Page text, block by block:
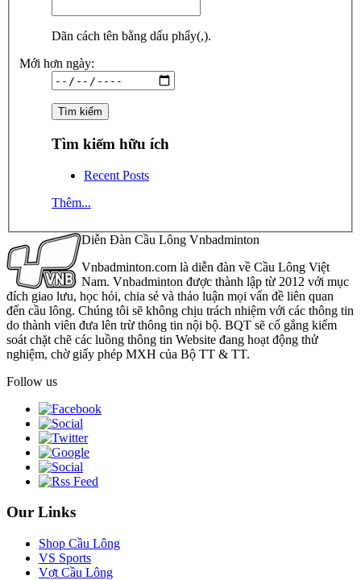
Dãn cách tên bằng dấu phẩy(,).
Mới hơn ngày:
Tìm kiếm hữu ích
Recent Posts
Thêm...
Diễn Đàn Cầu Lông Vnbadminton
Vnbadminton.com là diễn đàn về Cầu Lông Việt
Nam. Vnbadminton được thành lập từ 2012 với mục
đích giao lưu, học hỏi, chia sẻ và thảo luận mọi vấn đề liên quan
đến cầu lông. Chúng tôi sẽ không chịu trách nhiệm với các thông tin
do thành viên đưa lên trừ thông tin nội bộ. BQT sẽ cố gắng kiểm
soát chặt chẽ các luồng thông tin Website đang hoạt động thử
nghiệm, chờ giấy phép MXH của Bộ TT & TT.
Follow us
Our Links
Shop Cầu Lông
VS Sports
Vợt Cầu Lông